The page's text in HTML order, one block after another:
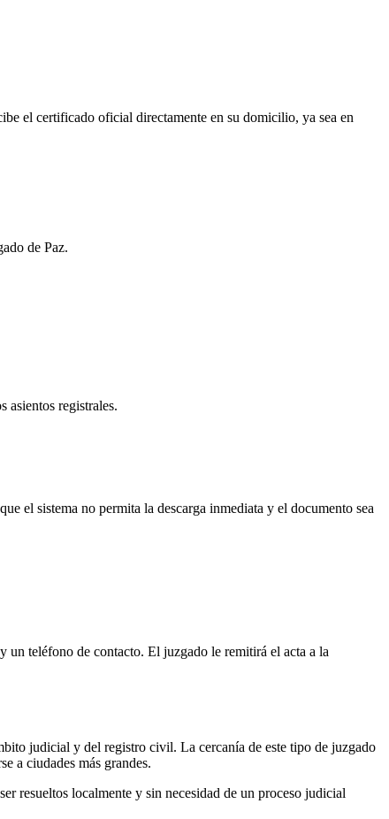
el certificado oficial directamente en su domicilio, ya sea en
de Paz.
asientos registrales.
el sistema no permita la descarga inmediata y el documento sea
teléfono de contacto. El juzgado le remitirá el acta a la
judicial y del registro civil. La cercanía de este tipo de juzgado
a ciudades más grandes.
resueltos localmente y sin necesidad de un proceso judicial